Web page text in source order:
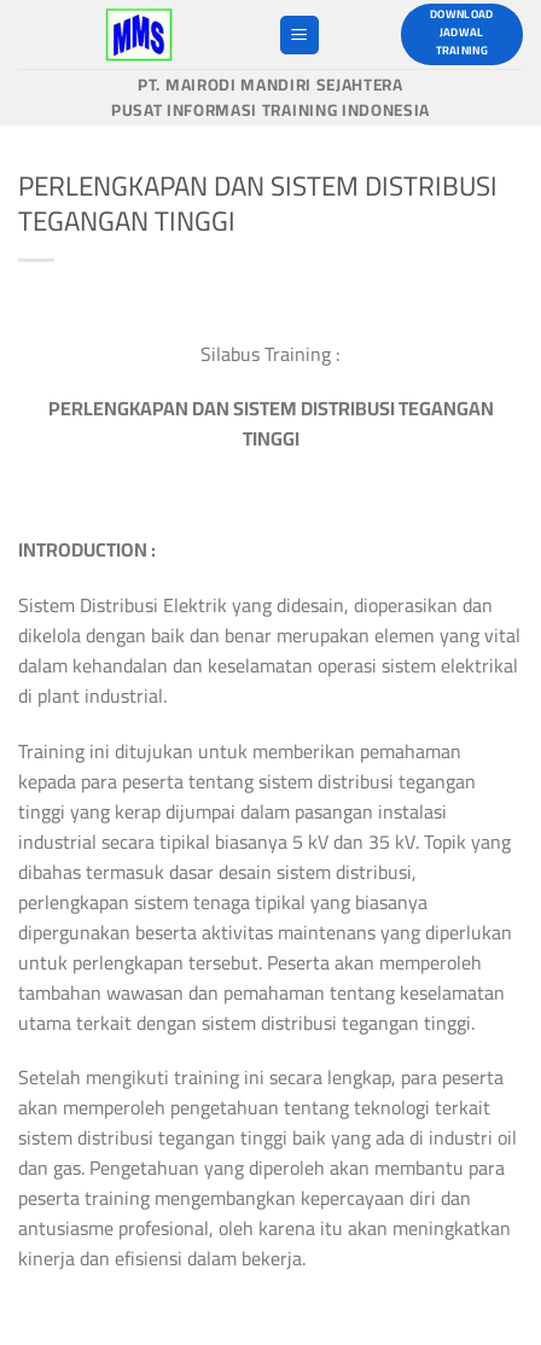
DOWNLOAD
JADWAL
TRAINING
PT. MAIRODI MANDIRI SEJAHTERA
PUSAT INFORMASI TRAINING INDONESIA
PERLENGKAPAN DAN SISTEM DISTRIBUSI
TEGANGAN TINGGI
Silabus Training :
PERLENGKAPAN DAN SISTEM DISTRIBUSI TEGANGAN
TINGGI
INTRODUCTION :
Sistem Distribusi Elektrik yang didesain, dioperasikan dan
dikelola dengan baik dan benar merupakan elemen yang vital
dalam kehandalan dan keselamatan operasi sistem elektrikal
di plant industrial.
Training ini ditujukan untuk memberikan pemahaman
kepada para peserta tentang sistem distribusi tegangan
tinggi yang kerap dijumpai dalam pasangan instalasi
industrial secara tipikal biasanya 5 kV dan 35 kV. Topik yang
dibahas termasuk dasar desain sistem distribusi,
perlengkapan sistem tenaga tipikal yang biasanya
dipergunakan beserta aktivitas maintenans yang diperlukan
untuk perlengkapan tersebut. Peserta akan memperoleh
tambahan wawasan dan pemahaman tentang keselamatan
utama terkait dengan sistem distribusi tegangan tinggi.
Setelah mengikuti training ini secara lengkap, para peserta
akan memperoleh pengetahuan tentang teknologi terkait
sistem distribusi tegangan tinggi baik yang ada di industri oil
dan gas. Pengetahuan yang diperoleh akan membantu para
peserta training mengembangkan kepercayaan diri dan
antusiasme profesional, oleh karena itu akan meningkatkan
kinerja dan efisiensi dalam bekerja.